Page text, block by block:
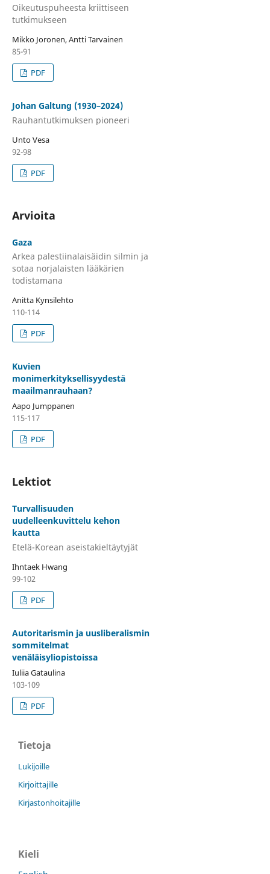
Oikeutuspuheesta kriittiseen
tutkimukseen
Mikko Joronen, Antti Tarvainen
85-91
PDF
Johan Galtung (1930–2024)
Rauhantutkimuksen pioneeri
Unto Vesa
92-98
PDF
Arvioita
Gaza
Arkea palestiinalaisäidin silmin ja
sotaa norjalaisten lääkärien
todistamana
Anitta Kynsilehto
110-114
PDF
Kuvien
monimerkityksellisyydestä
maailmanrauhaan?
Aapo Jumppanen
115-117
PDF
Lektiot
Turvallisuuden
uudelleenkuvittelu kehon
kautta
Etelä-Korean aseistakieltäytyjät
Ihntaek Hwang
99-102
PDF
Autoritarismin ja uusliberalismin
sommitelmat
venäläisyliopistoissa
Iuliia Gataulina
103-109
PDF
Tietoja
Lukijoille
Kirjoittajille
Kirjastonhoitajille
Kieli